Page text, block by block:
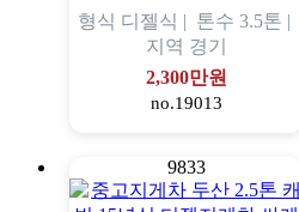
형식 디젤식 | 톤수 3.5톤 |
지역 경기
2,300만원
no.19013
9833